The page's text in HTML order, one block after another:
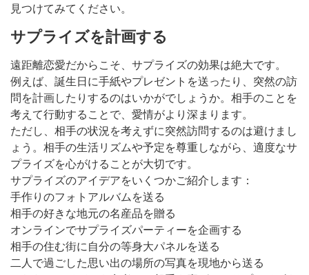
見つけてみてください。
サプライズを計画する
遠距離恋愛だからこそ、サプライズの効果は絶大です。
例えば、誕生日に手紙やプレゼントを送ったり、突然の訪
問を計画したりするのはいかがでしょうか。相手のことを
考えて行動することで、愛情がより深まります。
ただし、相手の状況を考えずに突然訪問するのは避けまし
ょう。相手の生活リズムや予定を尊重しながら、適度なサ
プライズを心がけることが大切です。
サプライズのアイデアをいくつかご紹介します：
手作りのフォトアルバムを送る
相手の好きな地元の名産品を贈る
オンラインでサプライズパーティーを企画する
相手の住む街に自分の等身大パネルを送る
二人で過ごした思い出の場所の写真を現地から送る